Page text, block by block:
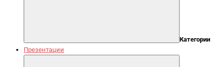
Категории
Презентации